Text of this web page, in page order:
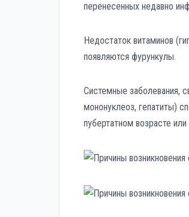
перенесенных недавно
Недостаток витаминов
появляются фурункулы.
Системные заболевания,
мононуклеоз, гепатиты)
пубертатном возрасте